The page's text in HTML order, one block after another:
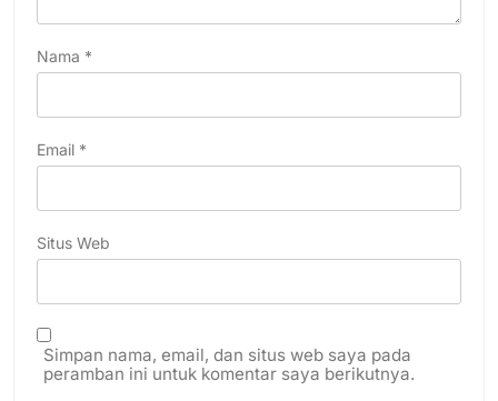
Nama *
Email *
Situs Web
Simpan nama, email, dan situs web saya pada
peramban ini untuk komentar saya berikutnya.